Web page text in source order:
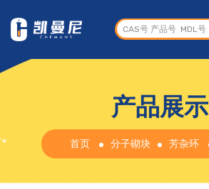
产品展示
首页 分子砌块 芳杂环